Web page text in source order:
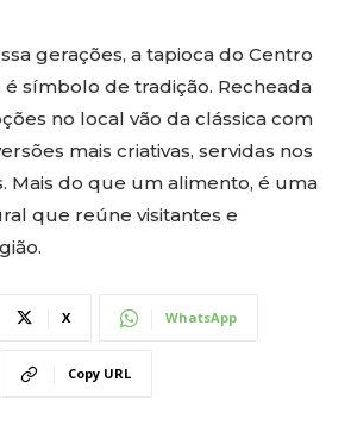
gerações, a tapioca do Centro
símbolo de tradição. Recheada
no local vão da clássica com
mais criativas, servidas nos
Mais do que um alimento, é uma
que reúne visitantes e
X WhatsApp
Copy URL